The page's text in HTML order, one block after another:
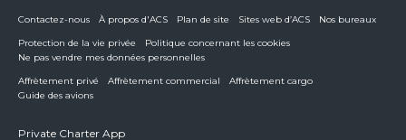
Contactez-nous À propos d'ACS Plan de site Sites web d’ACS
Nos bureaux
Protection de la vie privée
Politique concernant les cookies
Ne pas vendre mes données personnelles
Affrètement privé
Affrètement commercial
Affrètement cargo
Guide des avions
Private Charter App